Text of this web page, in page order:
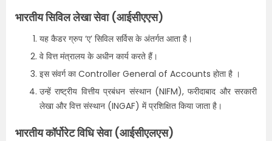
भारतीय सिविल लेखा सेवा (आईसीएएस)
यह कैडर ग्रुप ‘ए’ सिविल सर्विस के अंतर्गत आता है।
वे वित्त मंत्रालय के अधीन कार्य करते हैं।
इस संवर्ग का Controller General of Accounts होता है ।
उन्हें राष्ट्रीय वित्तीय प्रबंधन संस्थान (NIFM), फरीदाबाद और सरकारी
लेखा और वित्त संस्थान (INGAF) में प्रशिक्षित किया जाता है।
भारतीय कॉर्पोरेट विधि सेवा (आईसीएलएस)